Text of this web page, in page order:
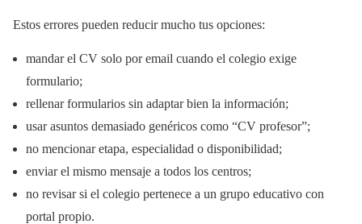
Estos errores pueden reducir mucho tus opciones:
mandar el CV solo por email cuando el colegio exige
formulario;
rellenar formularios sin adaptar bien la información;
usar asuntos demasiado genéricos como “CV profesor”;
no mencionar etapa, especialidad o disponibilidad;
enviar el mismo mensaje a todos los centros;
no revisar si el colegio pertenece a un grupo educativo con
portal propio.